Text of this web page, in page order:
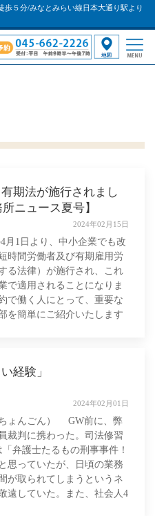
歩５分/みなとみらい線日本大通り駅より
期法が施行されまし
ュース夏号】
2024年02月15日
日より、中小企業でも改
時間労働者及び有期雇用労
る法律）が施行され、これ
で適用されることになりま
で働く人にとって、重要な
を簡単にご紹介いたします
い経験」
2024年02月01日
んごん） GW前に、弊
裁判に携わった。司法修習
弁護士たるもの刑事事件！
思っていたが、日頃の業務
が取られてしまうというネ
遠していた。また、社会人4